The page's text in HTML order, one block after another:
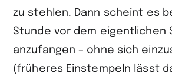
zu stehlen. Dann scheint es
Stunde vor dem eigentlichen
anzufangen – ohne sich
(früheres Einstempeln lässt